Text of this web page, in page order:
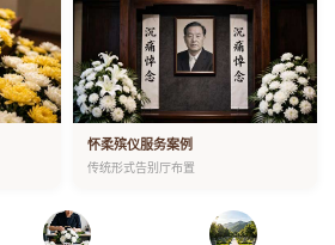
怀柔殡仪服务案例
传统形式告别厅布置